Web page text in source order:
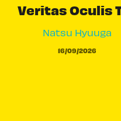
Veritas Oculis
Natsu Hyuuga
16/09/2026